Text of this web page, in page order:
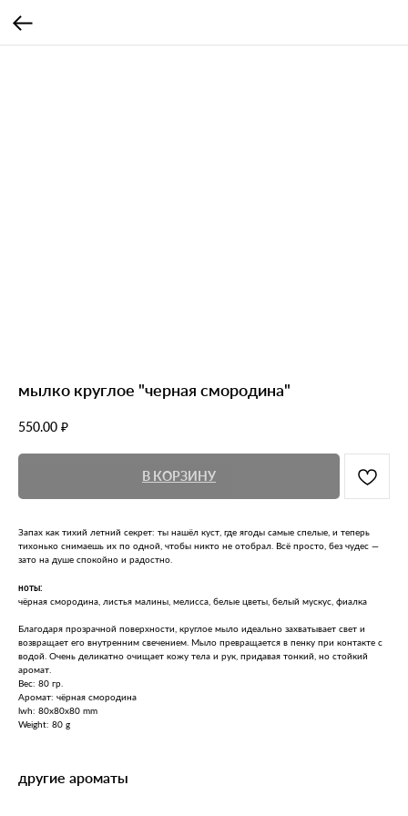
мылко круглое "черная смородина"
550.00 ₽
В КОРЗИНУ
Запах как тихий летний секрет: ты нашёл куст, где ягоды самые спелые, и теперь
тихонько снимаешь их по одной, чтобы никто не отобрал. Всё просто, без чудес —
зато на душе спокойно и радостно.
ноты:
чёрная смородина, листья малины, мелисса, белые цветы, белый мускус, фиалка
Благодаря прозрачной поверхности, круглое мыло идеально захватывает свет и
возвращает его внутренним свечением. Мыло превращается в пенку при контакте с
водой. Очень деликатно очищает кожу тела и рук, придавая тонкий, но стойкий
аромат.
Вес: 80 гр.
Аромат: чёрная смородина
lwh: 80x80x80 mm
Weight: 80 g
другие ароматы